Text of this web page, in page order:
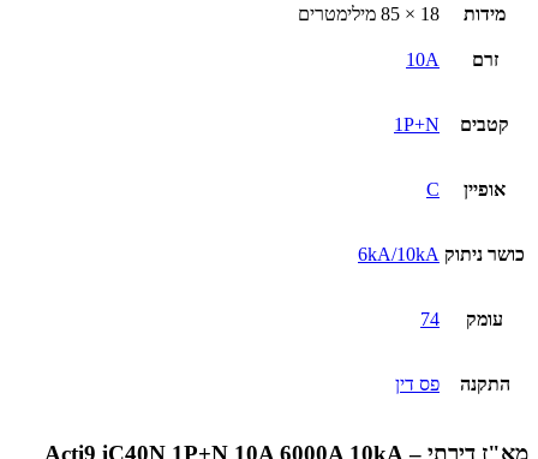
מידות
18 × 85 מילימטרים
זרם 10A
קטבים 1P+N
אופיין C
כושר ניתוק 6kA/10kA
עומק 74
התקנה פס דין
מא"ז דירתי – Acti9 iC40N 1P+N 10A 6000A 10kA